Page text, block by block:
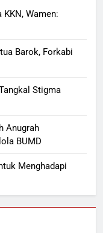
Wamen:
Barok, Forkabi
Stigma
Anugrah
BUMD
Menghadapi